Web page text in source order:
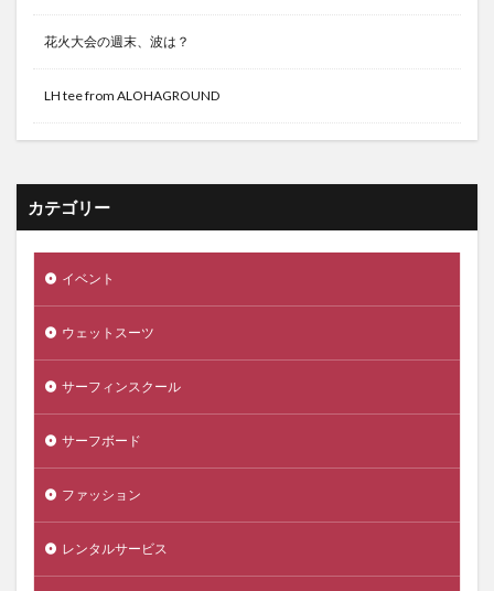
花火大会の週末、波は？
LH tee from ALOHAGROUND
カテゴリー
イベント
ウェットスーツ
サーフィンスクール
サーフボード
ファッション
レンタルサービス